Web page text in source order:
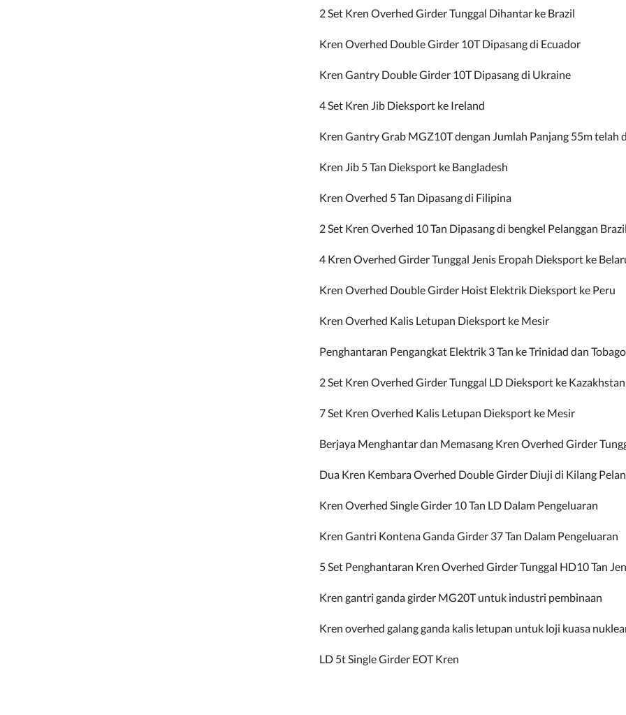
2 Set Kren Overhed Girder Tunggal Dihantar ke Brazil
Kren Overhed Double Girder 10T Dipasang di Ecuador
Kren Gantry Double Girder 10T Dipasang di Ukraine
4 Set Kren Jib Dieksport ke Ireland
Kren Gantry Grab MGZ10T dengan Jumlah Panjang 55m telah
Kren Jib 5 Tan Dieksport ke Bangladesh
Kren Overhed 5 Tan Dipasang di Filipina
2 Set Kren Overhed 10 Tan Dipasang di bengkel Pelanggan Brazil
4 Kren Overhed Girder Tunggal Jenis Eropah Dieksport ke
Kren Overhed Double Girder Hoist Elektrik Dieksport ke Peru
Kren Overhed Kalis Letupan Dieksport ke Mesir
Penghantaran Pengangkat Elektrik 3 Tan ke Trinidad dan Tobago
2 Set Kren Overhed Girder Tunggal LD Dieksport ke Kazakhstan
7 Set Kren Overhed Kalis Letupan Dieksport ke Mesir
Berjaya Menghantar dan Memasang Kren Overhed Girder
Dua Kren Kembara Overhed Double Girder Diuji di Kilang
Kren Overhed Single Girder 10 Tan LD Dalam Pengeluaran
Kren Gantri Kontena Ganda Girder 37 Tan Dalam Pengeluaran
5 Set Penghantaran Kren Overhed Girder Tunggal HD10 Tan
Kren gantri ganda girder MG20T untuk industri pembinaan
Kren overhed galang ganda kalis letupan untuk loji kuasa
LD 5t Single Girder EOT Kren